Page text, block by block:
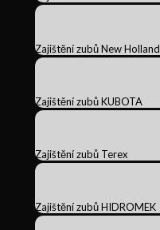
Zajištění zubů New Holland
Zajištění zubů KUBOTA
Zajištění zubů Terex
Zajištění zubů HIDROMEK